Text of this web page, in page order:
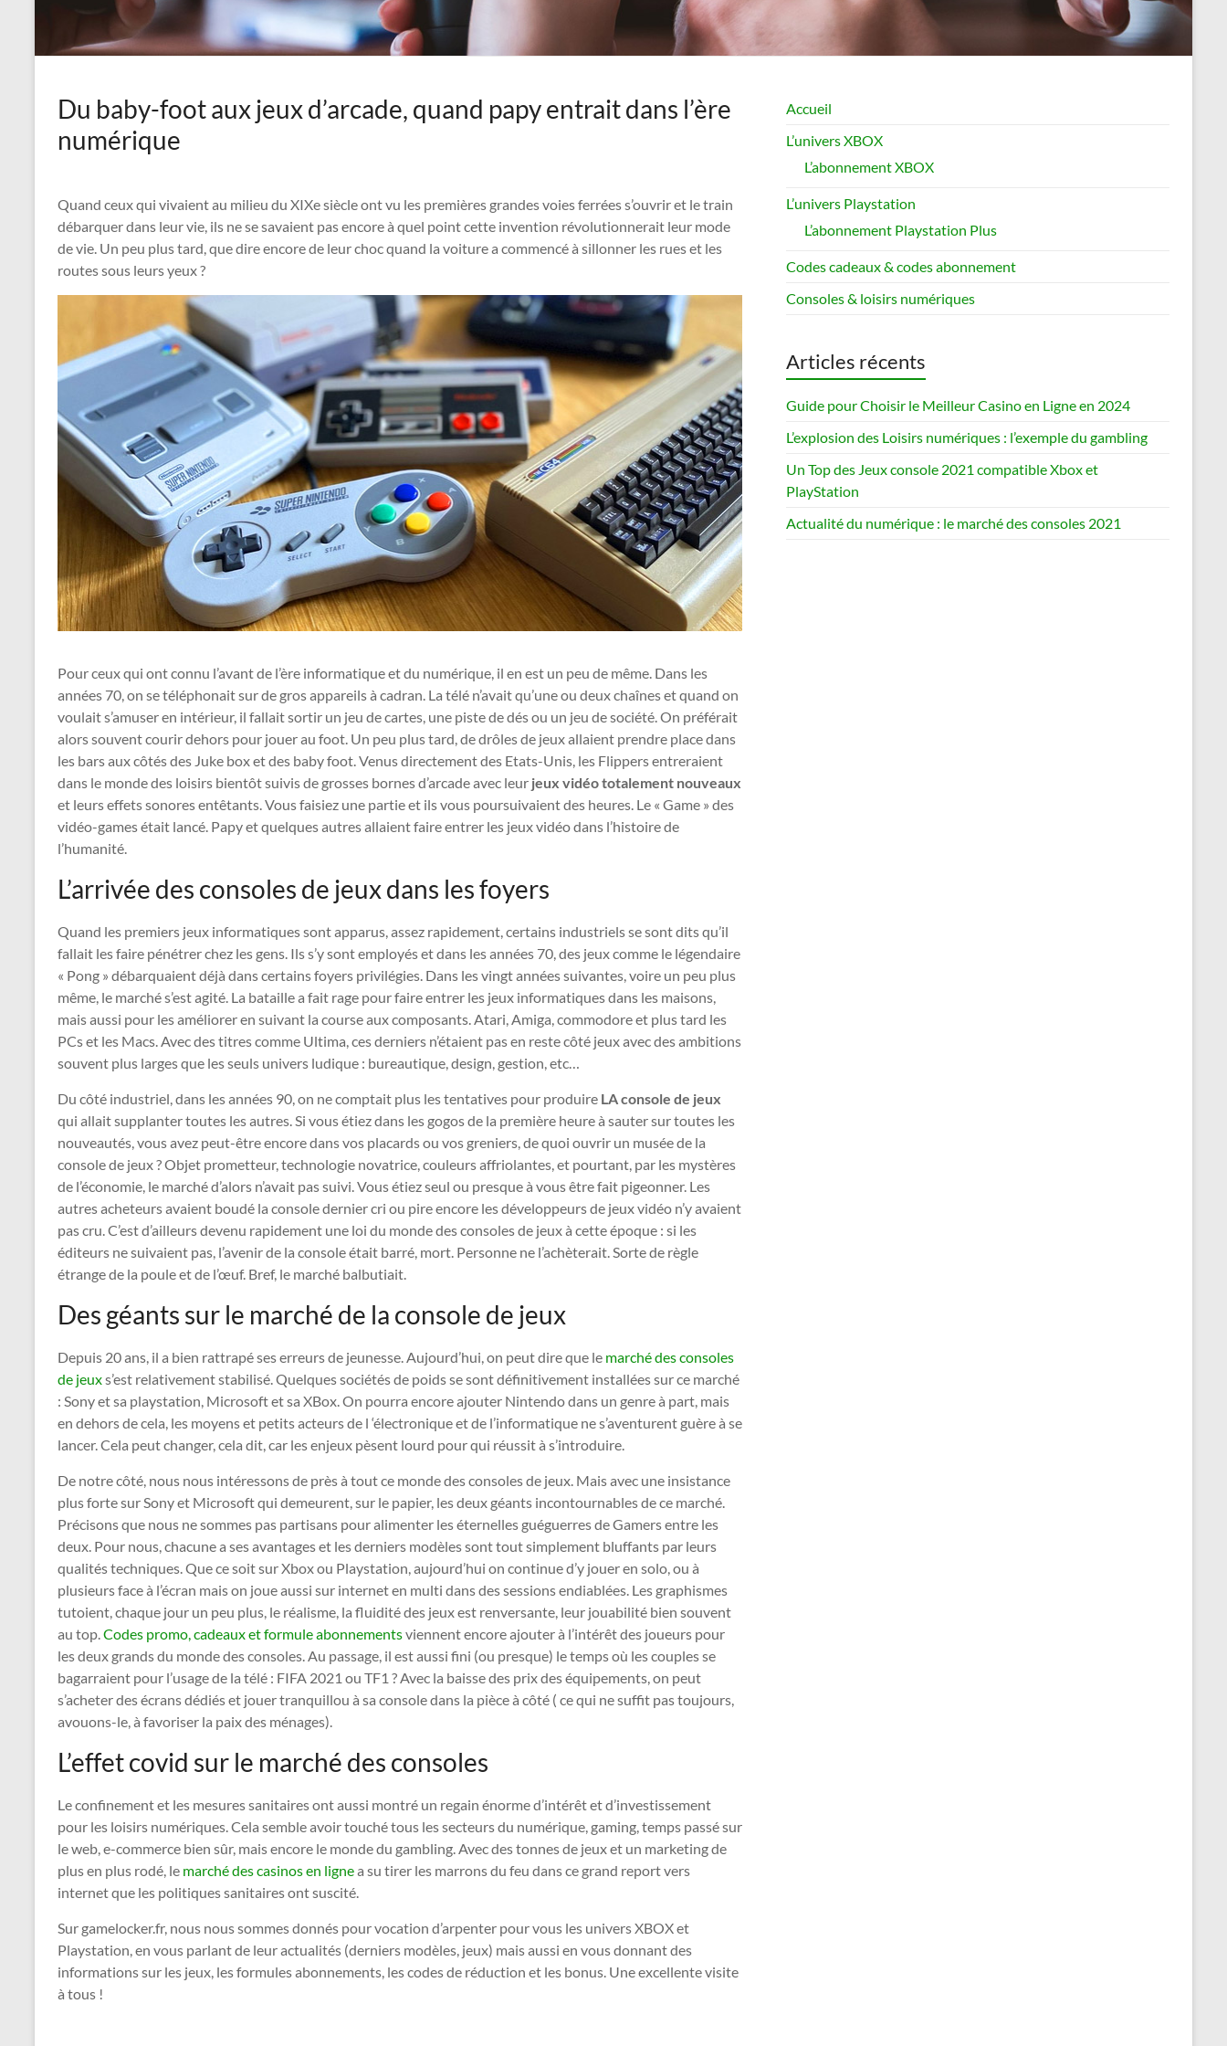
Du baby-foot aux jeux d’arcade, quand papy entrait dans l’ère
numérique
Quand ceux qui vivaient au milieu du XIXe siècle ont vu les premières grandes voies ferrées s’ouvrir et le train
débarquer dans leur vie, ils ne se savaient pas encore à quel point cette invention révolutionnerait leur mode
de vie. Un peu plus tard, que dire encore de leur choc quand la voiture a commencé à sillonner les rues et les
routes sous leurs yeux ?
Pour ceux qui ont connu l’avant de l’ère informatique et du numérique, il en est un peu de même. Dans les
années 70, on se téléphonait sur de gros appareils à cadran. La télé n’avait qu’une ou deux chaînes et quand on
voulait s’amuser en intérieur, il fallait sortir un jeu de cartes, une piste de dés ou un jeu de société. On préférait
alors souvent courir dehors pour jouer au foot. Un peu plus tard, de drôles de jeux allaient prendre place dans
les bars aux côtés des Juke box et des baby foot. Venus directement des Etats-Unis, les Flippers entreraient
dans le monde des loisirs bientôt suivis de grosses bornes d’arcade avec leur jeux vidéo totalement nouveaux
et leurs effets sonores entêtants. Vous faisiez une partie et ils vous poursuivaient des heures. Le « Game » des
vidéo-games était lancé. Papy et quelques autres allaient faire entrer les jeux vidéo dans l’histoire de
l’humanité.
L’arrivée des consoles de jeux dans les foyers
Quand les premiers jeux informatiques sont apparus, assez rapidement, certains industriels se sont dits qu’il
fallait les faire pénétrer chez les gens. Ils s’y sont employés et dans les années 70, des jeux comme le légendaire
« Pong » débarquaient déjà dans certains foyers privilégies. Dans les vingt années suivantes, voire un peu plus
même, le marché s’est agité. La bataille a fait rage pour faire entrer les jeux informatiques dans les maisons,
mais aussi pour les améliorer en suivant la course aux composants. Atari, Amiga, commodore et plus tard les
PCs et les Macs. Avec des titres comme Ultima, ces derniers n’étaient pas en reste côté jeux avec des ambitions
souvent plus larges que les seuls univers ludique : bureautique, design, gestion, etc…
Du côté industriel, dans les années 90, on ne comptait plus les tentatives pour produire LA console de jeux
qui allait supplanter toutes les autres. Si vous étiez dans les gogos de la première heure à sauter sur toutes les
nouveautés, vous avez peut-être encore dans vos placards ou vos greniers, de quoi ouvrir un musée de la
console de jeux ? Objet prometteur, technologie novatrice, couleurs affriolantes, et pourtant, par les mystères
de l’économie, le marché d’alors n’avait pas suivi. Vous étiez seul ou presque à vous être fait pigeonner. Les
autres acheteurs avaient boudé la console dernier cri ou pire encore les développeurs de jeux vidéo n’y avaient
pas cru. C’est d’ailleurs devenu rapidement une loi du monde des consoles de jeux à cette époque : si les
éditeurs ne suivaient pas, l’avenir de la console était barré, mort. Personne ne l’achèterait. Sorte de règle
étrange de la poule et de l’œuf. Bref, le marché balbutiait.
Des géants sur le marché de la console de jeux
Depuis 20 ans, il a bien rattrapé ses erreurs de jeunesse. Aujourd’hui, on peut dire que le marché des consoles
de jeuxs’est relativement stabilisé. Quelques sociétés de poids se sont définitivement installées sur ce marché
: Sony et sa playstation, Microsoft et sa XBox. On pourra encore ajouter Nintendo dans un genre à part, mais
en dehors de cela, les moyens et petits acteurs de l ‘électronique et de l’informatique ne s’aventurent guère à se
lancer. Cela peut changer, cela dit, car les enjeux pèsent lourd pour qui réussit à s’introduire.
De notre côté, nous nous intéressons de près à tout ce monde des consoles de jeux. Mais avec une insistance
plus forte sur Sony et Microsoft qui demeurent, sur le papier, les deux géants incontournables de ce marché.
Précisons que nous ne sommes pas partisans pour alimenter les éternelles guéguerres de Gamers entre les
deux. Pour nous, chacune a ses avantages et les derniers modèles sont tout simplement bluffants par leurs
qualités techniques. Que ce soit sur Xbox ou Playstation, aujourd’hui on continue d’y jouer en solo, ou à
plusieurs face à l’écran mais on joue aussi sur internet en multi dans des sessions endiablées. Les graphismes
tutoient, chaque jour un peu plus, le réalisme, la fluidité des jeux est renversante, leur jouabilité bien souvent
au top.Codes promo, cadeaux et formule abonnementsviennent encore ajouter à l’intérêt des joueurs pour
les deux grands du monde des consoles. Au passage, il est aussi fini (ou presque) le temps où les couples se
bagarraient pour l’usage de la télé : FIFA 2021 ou TF1 ? Avec la baisse des prix des équipements, on peut
s’acheter des écrans dédiés et jouer tranquillou à sa console dans la pièce à côté ( ce qui ne suffit pas toujours,
avouons-le, à favoriser la paix des ménages).
L’effet covid sur le marché des consoles
Le confinement et les mesures sanitaires ont aussi montré un regain énorme d’intérêt et d’investissement
pour les loisirs numériques. Cela semble avoir touché tous les secteurs du numérique, gaming, temps passé sur
le web, e-commerce bien sûr, mais encore le monde du gambling. Avec des tonnes de jeux et un marketing de
plus en plus rodé, le marché des casinos en lignea su tirer les marrons du feu dans ce grand report vers
internet que les politiques sanitaires ont suscité.
Sur gamelocker.fr, nous nous sommes donnés pour vocation d’arpenter pour vous les univers XBOX et
Playstation, en vous parlant de leur actualités (derniers modèles, jeux) mais aussi en vous donnant des
informations sur les jeux, les formules abonnements, les codes de réduction et les bonus. Une excellente visite
à tous !
Accueil
L’univers XBOX
L’abonnement XBOX
L’univers Playstation
L’abonnement Playstation Plus
Codes cadeaux & codes abonnement
Consoles & loisirs numériques
Articles récents
Guide pour Choisir le Meilleur Casino en Ligne en 2024
L’explosion des Loisirs numériques : l’exemple du gambling
Un Top des Jeux console 2021 compatible Xbox et
PlayStation
Actualité du numérique : le marché des consoles 2021